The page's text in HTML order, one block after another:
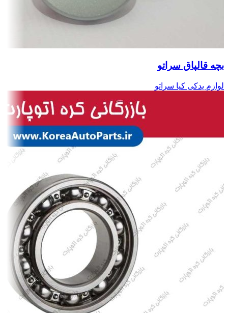
بچه قالپاق سراتو
لوازم یدکی کیا سراتو